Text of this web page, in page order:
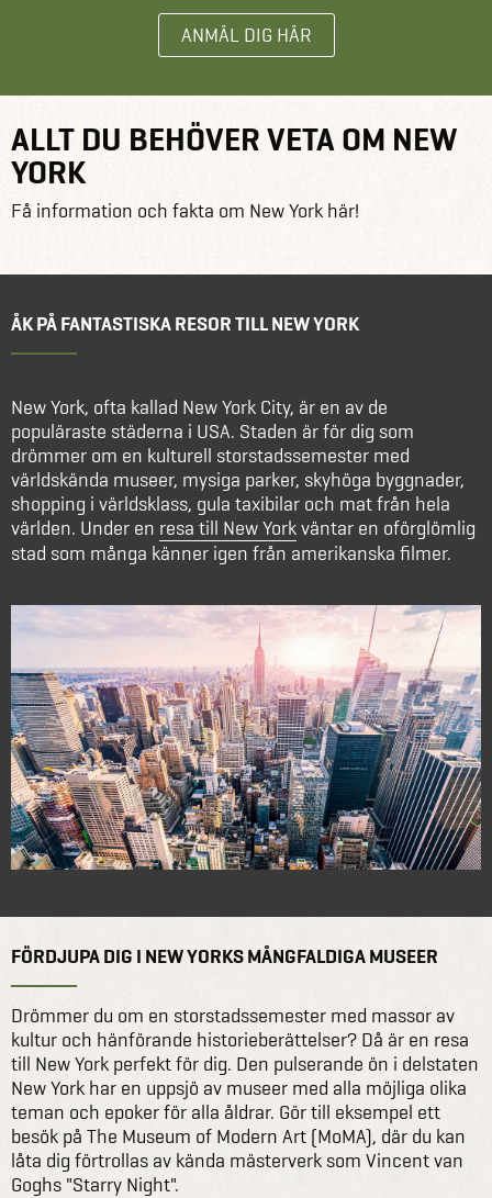
ANMÄL DIG HÄR
ALLT DU BEHÖVER VETA OM NEW
YORK
Få information och fakta om New York här!
ÅK PÅ FANTASTISKA RESOR TILL NEW YORK
New York, ofta kallad New York City, är en av de
populäraste städerna i USA. Staden är för dig som
drömmer om en kulturell storstadssemester med
världskända museer, mysiga parker, skyhöga byggnader,
shopping i världsklass, gula taxibilar och mat från hela
världen. Under en resa till New Yorkväntar en oförglömlig
stad som många känner igen från amerikanska filmer.
FÖRDJUPA DIG I NEW YORKS MÅNGFALDIGA MUSEER
Drömmer du om en storstadssemester med massor av
kultur och hänförande historieberättelser? Då är en resa
till New York perfekt för dig. Den pulserande ön i delstaten
New York har en uppsjö av museer med alla möjliga olika
teman och epoker för alla åldrar. Gör till eksempel ett
besök på The Museum of Modern Art (MoMA), där du kan
låta dig förtrollas av kända mästerverk som Vincent van
Goghs "Starry Night".